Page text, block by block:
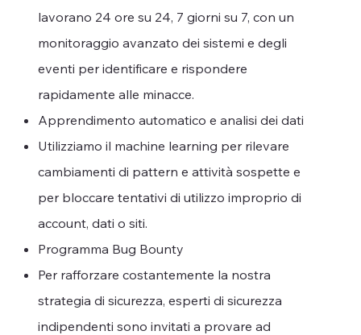
lavorano 24 ore su 24, 7 giorni su 7, con un
monitoraggio avanzato dei sistemi e degli
eventi per identificare e rispondere
rapidamente alle minacce.
Apprendimento automatico e analisi dei dati
Utilizziamo il machine learning per rilevare
cambiamenti di pattern e attività sospette e
per bloccare tentativi di utilizzo improprio di
account, dati o siti.
Programma Bug Bounty
Per rafforzare costantemente la nostra
strategia di sicurezza, esperti di sicurezza
indipendenti sono invitati a provare ad